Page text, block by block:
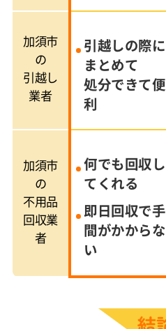
加須市
の
引越し
業者
引越しの際に
まとめて
処分できて便
利
加須市
の
不用品
回収業
者
何でも回収し
てくれる
即日回収で手
間がかからな
い